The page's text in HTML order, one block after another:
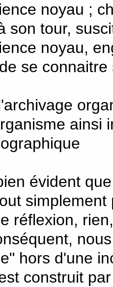
noyau ;
son tour,
noyau,
se connaitre
ainsi
évident
réflexion,
hors d'une
construit